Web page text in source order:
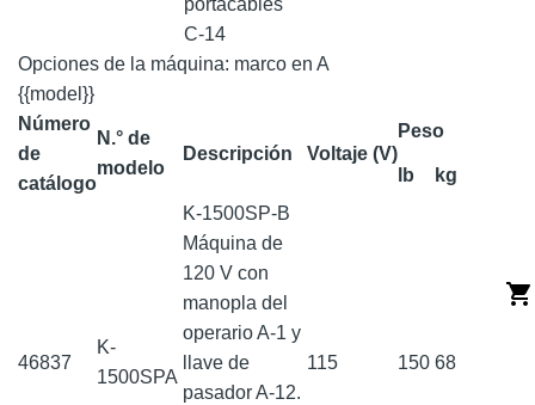
portacables
C-14
Opciones de la máquina: marco en A
{{model}}
Número
de
catálogo
N.° de
modelo
Descripción Voltaje (V)
Peso
lb kg
46837
K-
1500SPA
K-1500SP-B
Máquina de
120 V con
manopla del
operario A-1 y
llave de
pasador A-12.
115 150 68